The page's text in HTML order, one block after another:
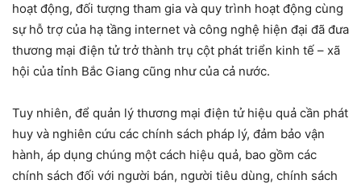
hoạt động, đối tượng tham gia và quy trình hoạt động cùng
sự hỗ trợ của hạ tầng internet và công nghệ hiện đại đã đưa
thương mại điện tử trở thành trụ cột phát triển kinh tế – xã
hội của tỉnh Bắc Giang cũng như của cả nước.
Tuy nhiên, để quản lý thương mại điện tử hiệu quả cần phát
huy và nghiên cứu các chính sách pháp lý, đảm bảo vận
hành, áp dụng chúng một cách hiệu quả, bao gồm các
chính sách đối với người bán, người tiêu dùng, chính sách